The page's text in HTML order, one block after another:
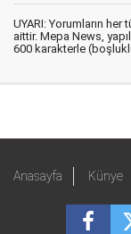
UYARI: Yorumların
aittir. Mepa News,
600 karakterle
Anasayfa Künye